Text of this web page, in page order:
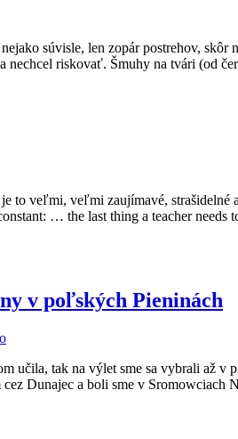
súvisle, len zopár postrehov,
nechcel riskovať. Šmuhy na tvári (od
to veľmi, veľmi zaujímavé, strašidelné
… the last thing a teacher
v poľských Pieninách
učila, tak na výlet sme sa vybrali až
Dunajec a boli sme v